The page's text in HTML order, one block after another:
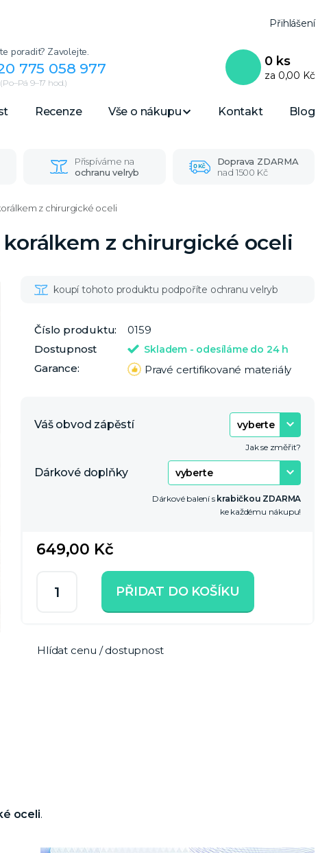
Recenze Vše o nákupu Kontakt Blog
Přihlášení
poradit? Zavolejte.
775 058 977
(Po–Pá 9–17 hod.)
0 ks
za 0,00 Kč
Přispíváme na
ochranu velryb
Doprava ZDARMA
nad 1500 Kč
z chirurgické oceli
z chirurgické oceli
Číslo produktu:
0159
Dostupnost
Skladem - odesíláme do 24 h
Garance: Pravé certifikované materiály
Váš obvod zápěstí
Jak se změřit?
Dárkové doplňky
Dárkové balení s krabičkou ZDARMA
ke každému nákupu!
649,00 Kč
PŘIDAT DO KOŠÍKU
Hlídat cenu / dostupnost
oceli.